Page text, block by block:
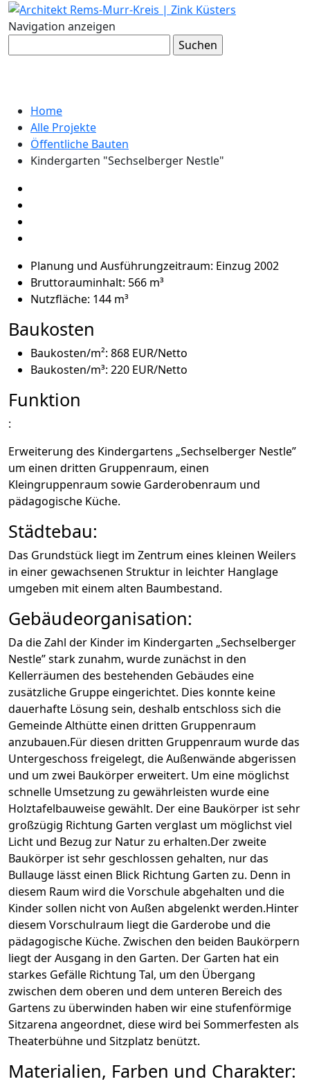
Navigation anzeigen
Home
Alle Projekte
Öffentliche Bauten
Kindergarten "Sechselberger Nestle"
Planung und Ausführungzeitraum: Einzug 2002
Bruttorauminhalt: 566 m³
Nutzfläche: 144 m³
Baukosten
Baukosten/m²: 868 EUR/Netto
Baukosten/m³: 220 EUR/Netto
Funktion
:
Erweiterung des Kindergartens „Sechselberger Nestle”
um einen dritten Gruppenraum, einen
Kleingruppenraum sowie Garderobenraum und
pädagogische Küche.
Städtebau:
Das Grundstück liegt im Zentrum eines kleinen Weilers
in einer gewachsenen Struktur in leichter Hanglage
umgeben mit einem alten Baumbestand.
Gebäudeorganisation:
Da die Zahl der Kinder im Kindergarten „Sechselberger
Nestle” stark zunahm, wurde zunächst in den
Kellerräumen des bestehenden Gebäudes eine
zusätzliche Gruppe eingerichtet. Dies konnte keine
dauerhafte Lösung sein, deshalb entschloss sich die
Gemeinde Althütte einen dritten Gruppenraum
anzubauen.Für diesen dritten Gruppenraum wurde das
Untergeschoss freigelegt, die Außenwände abgerissen
und um zwei Baukörper erweitert. Um eine möglichst
schnelle Umsetzung zu gewährleisten wurde eine
Holztafelbauweise gewählt. Der eine Baukörper ist sehr
großzügig Richtung Garten verglast um möglichst viel
Licht und Bezug zur Natur zu erhalten.Der zweite
Baukörper ist sehr geschlossen gehalten, nur das
Bullauge lässt einen Blick Richtung Garten zu. Denn in
diesem Raum wird die Vorschule abgehalten und die
Kinder sollen nicht von Außen abgelenkt werden.Hinter
diesem Vorschulraum liegt die Garderobe und die
pädagogische Küche. Zwischen den beiden Baukörpern
liegt der Ausgang in den Garten. Der Garten hat ein
starkes Gefälle Richtung Tal, um den Übergang
zwischen dem oberen und dem unteren Bereich des
Gartens zu überwinden haben wir eine stufenförmige
Sitzarena angeordnet, diese wird bei Sommerfesten als
Theaterbühne und Sitzplatz benützt.
Materialien, Farben und Charakter: